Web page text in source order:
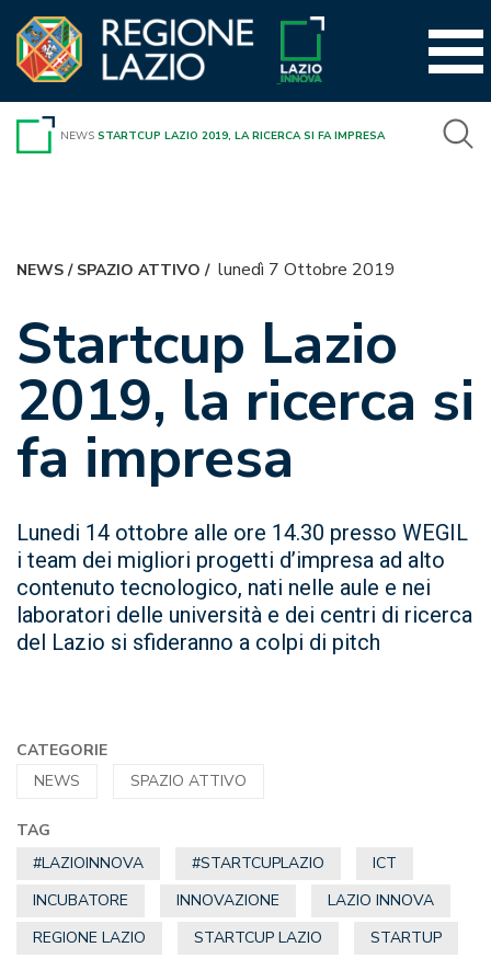
contenuto
NEWS STARTCUP LAZIO 2019, LA RICERCA SI FA IMPRESA
NEWS/ SPAZIO ATTIVO / lunedì 7 Ottobre 2019
Startcup Lazio
2019, la ricerca si
fa impresa
Lunedi 14 ottobre alle ore 14.30 presso WEGIL
i team dei migliori progetti d’impresa ad alto
contenuto tecnologico, nati nelle aule e nei
laboratori delle università e dei centri di ricerca
del Lazio si sfideranno a colpi di pitch
CATEGORIE
NEWS
SPAZIO ATTIVO
TAG
#LAZIOINNOVA
#STARTCUPLAZIO
ICT
INCUBATORE
INNOVAZIONE
LAZIO INNOVA
REGIONE LAZIO
STARTCUP LAZIO STARTUP